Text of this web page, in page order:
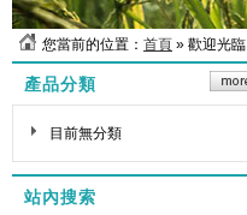
您當前的位置： 首頁 » 歡迎光臨
產品分類
目前無分類
站內搜索